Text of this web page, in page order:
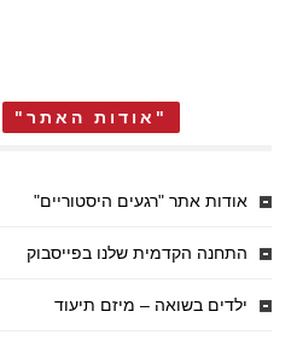
"אודות האתר"
אודות אתר "רגעים היסטוריים"
התחנה הקדמית שלנו בפייסבוק
ילדים בשואה – מיזם תיעוד